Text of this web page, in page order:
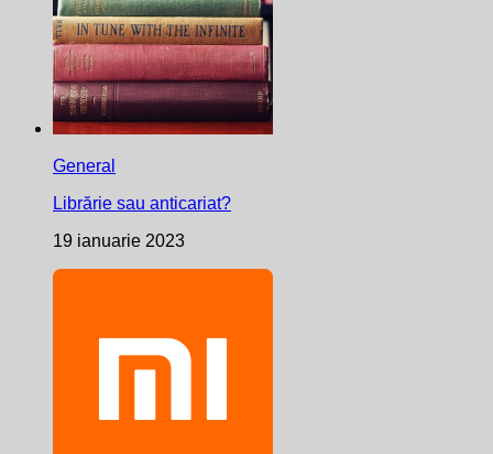
General
Librărie sau anticariat?
19 ianuarie 2023